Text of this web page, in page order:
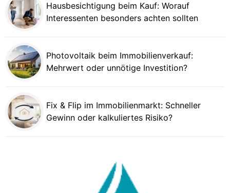
Hausbesichtigung beim Kauf: Worauf
Interessenten besonders achten sollten
Photovoltaik beim Immobilienverkauf:
Mehrwert oder unnötige Investition?
Fix & Flip im Immobilienmarkt: Schneller
Gewinn oder kalkuliertes Risiko?